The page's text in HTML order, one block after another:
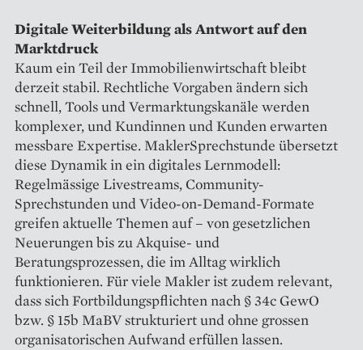
Digitale Weiterbildung als Antwort auf den
Marktdruck
Kaum ein Teil der Immobilienwirtschaft bleibt
derzeit stabil. Rechtliche Vorgaben ändern sich
schnell, Tools und Vermarktungskanäle werden
komplexer, und Kundinnen und Kunden erwarten
messbare Expertise. MaklerSprechstunde übersetzt
diese Dynamik in ein digitales Lernmodell:
Regelmässige Livestreams, Community-
Sprechstunden und Video-on-Demand-Formate
greifen aktuelle Themen auf – von gesetzlichen
Neuerungen bis zu Akquise- und
Beratungsprozessen, die im Alltag wirklich
funktionieren. Für viele Makler ist zudem relevant,
dass sich Fortbildungspflichten nach § 34c GewO
bzw. § 15b MaBV strukturiert und ohne grossen
organisatorischen Aufwand erfüllen lassen.